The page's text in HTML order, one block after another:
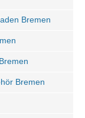
Bremen
Bremen